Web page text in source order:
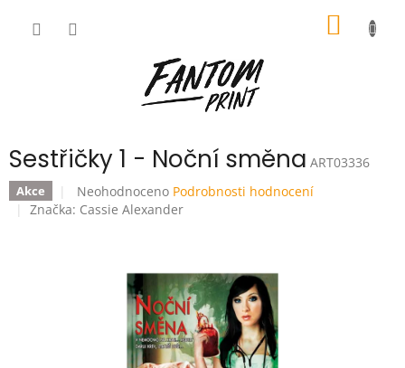
Sestřičky 1 - Noční směna ART03336
Akce
Průměrné
hodnocení
hvězdiček.
Neohodnoceno Podrobnosti hodnocení
Značka: Cassie Alexander